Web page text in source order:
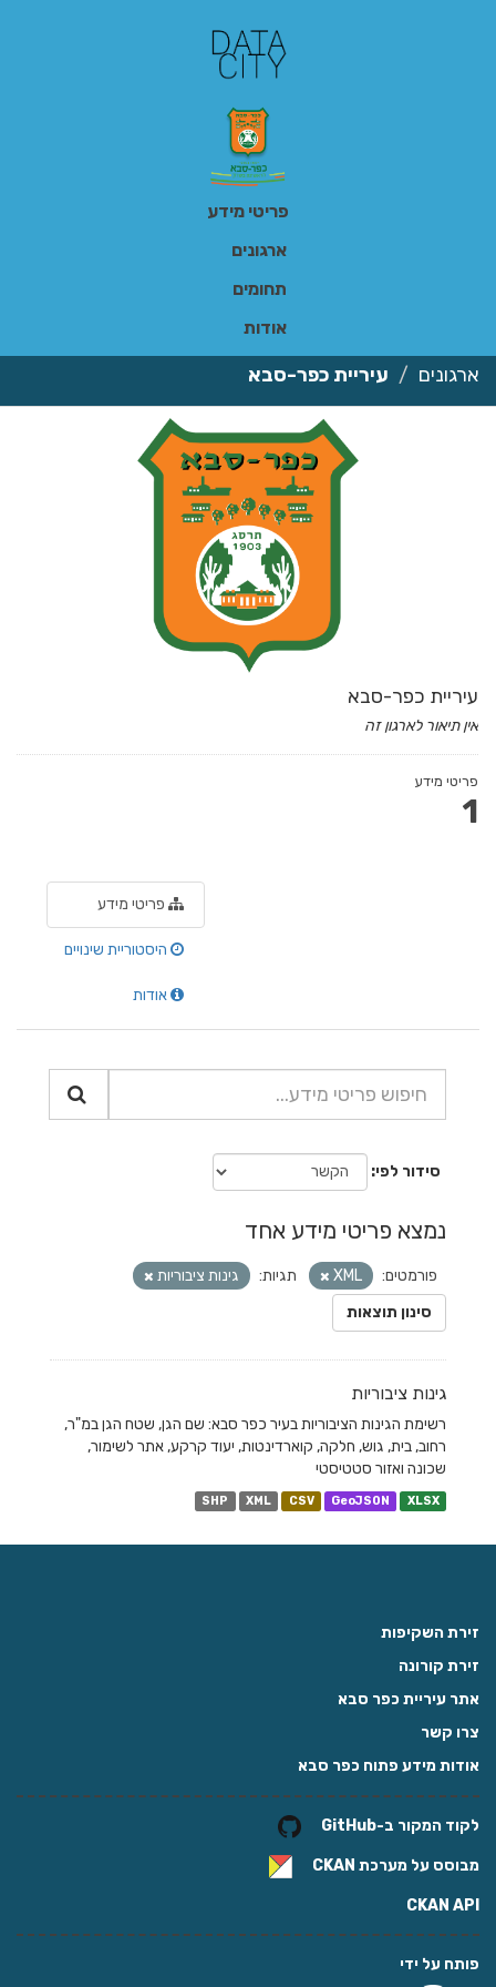
פריטי מידע
ארגונים
תחומים
אודות
ארגונים עיריית כפר-סבא
עיריית כפר-סבא
אין תיאור לארגון זה
פריטי מידע
1
פריטי מידע
היסטוריית שינויים
אודות
סידור לפי
נמצא פריטי מידע אחד
פורמטים: XML תגיות:
גינות ציבוריות
סינון תוצאות
גינות ציבוריות
רשימת הגינות הציבוריות בעיר כפר סבא: שם הגן, שטח הגן במ"ר,
רחוב, בית, גוש, חלקה, קוארדינטות, יעוד קרקע, אתר לשימור,
שכונה ואזור סטטיסטי
SHP XML CSV GeoJSON XLSX
זירת השקיפות
זירת קורונה
אתר עיריית כפר סבא
צרו קשר
אודות מידע פתוח כפר סבא
לקוד המקור ב-GitHub
מבוסס על מערכת CKAN
CKAN API
פותח על ידי